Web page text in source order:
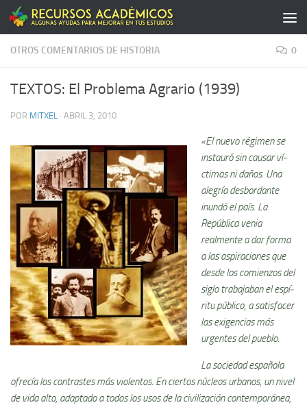
Saltar al contenido
OTROS COMENTARIOS DE HISTORIA 0
TEXTOS: El Problema Agrario (1939)
POR MITXEL · ABRIL 3, 2010
«El nuevo régimen se
instauró sin causar ví­
ctimas ni daños. Una
alegrí­a desbordante
inundó el paí­s. La
República venia
realmente a dar forma
a las aspiraciones que
desde los comienzos del
siglo trabajaban el espí­
ritu público, a satisfacer
las exigencias más
urgentes del pueblo.
La sociedad española
ofrecí­a los contrastes más violentos. En ciertos núcleos urbanos, un nivel
de vida alto, adaptado a todos los usos de la civilización contemporánea,